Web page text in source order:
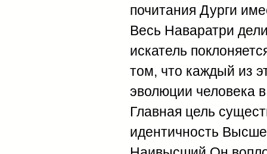
почитания Дурги
Весь Наваратри
искатель
том, что каждый из
эволюции человека
Главная цель
идентичность